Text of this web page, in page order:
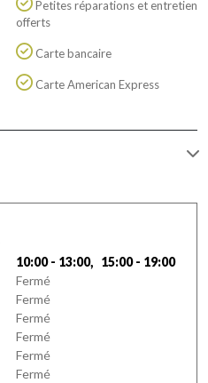
Petites réparations et entretien
offerts
Carte bancaire
Carte American Express
10:00 - 13:00, 15:00 - 19:00
Fermé
Fermé
Fermé
Fermé
Fermé
Fermé